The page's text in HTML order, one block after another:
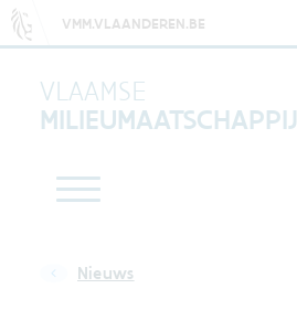
VMM.VLAANDEREN.BE
VLAAMSE
MILIEUMAATSCHAPPIJ
Nieuws